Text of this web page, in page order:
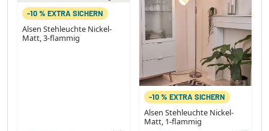
-10 % EXTRA SICHERN
Alsen Stehleuchte Nickel-
Matt, 3-flammig
-10 % EXTRA SICHERN
Alsen Stehleuchte Nickel-
Matt, 1-flammig